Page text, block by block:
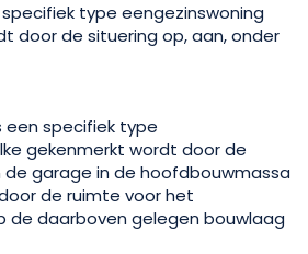
specifiek type eengezinswoning
door de situering op, aan, onder
een specifiek type
gekenmerkt wordt door de
de garage in de hoofdbouwmassa
de ruimte voor het
de daarboven gelegen bouwlaag